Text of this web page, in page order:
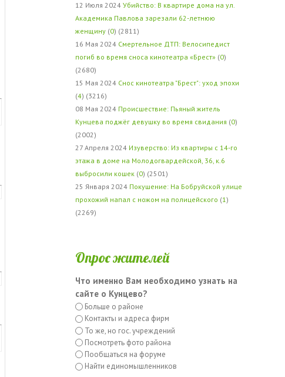
12 Июля 2024 Убийство: В квартире дома на ул.
Академика Павлова зарезали 62-летнюю
женщину (0) (2811)
16 Мая 2024 Смертельное ДТП: Велосипедист
погиб во время сноса кинотеатра «Брест» (0)
(2680)
15 Мая 2024 Снос кинотеатра "Брест": уход эпохи
(4) (3216)
08 Мая 2024 Происшествие: Пьяный житель
Кунцева поджёг девушку во время свидания (0)
(2002)
27 Апреля 2024 Изуверство: Из квартиры с 14-го
этажа в доме на Молодогвардейской, 36, к.6
выбросили кошек (0) (2501)
25 Января 2024 Покушение: На Бобруйской улице
прохожий напал с ножом на полицейского (1)
(2269)
Опрос жителей
Что именно Вам необходимо узнать на
сайте о Кунцево?
Больше о районе
Контакты и адреса фирм
То же, но гос. учреждений
Посмотреть фото района
Пообщаться на форуме
Найти единомышленников